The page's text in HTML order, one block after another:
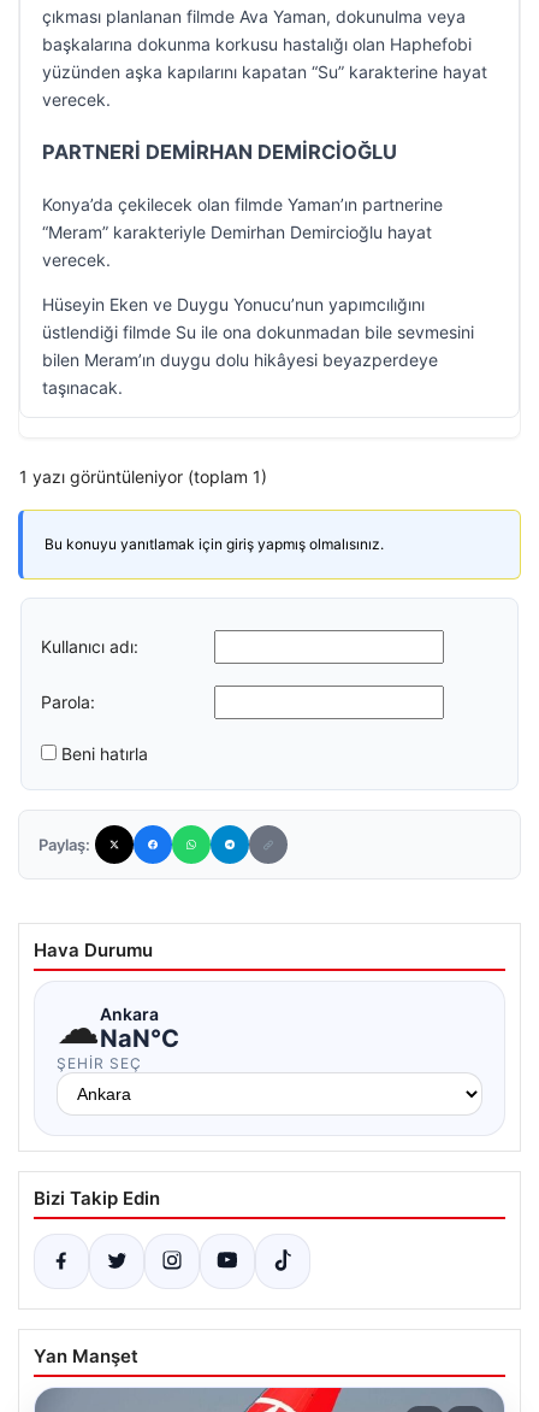
çıkması planlanan filmde Ava Yaman, dokunulma veya
başkalarına dokunma korkusu hastalığı olan Haphefobi
yüzünden aşka kapılarını kapatan “Su” karakterine hayat
verecek.
PARTNERİ DEMİRHAN DEMİRCİOĞLU
Konya’da çekilecek olan filmde Yaman’ın partnerine
“Meram” karakteriyle Demirhan Demircioğlu hayat
verecek.
Hüseyin Eken ve Duygu Yonucu’nun yapımcılığını
üstlendiği filmde Su ile ona dokunmadan bile sevmesini
bilen Meram’ın duygu dolu hikâyesi beyazperdeye
taşınacak.
1 yazı görüntüleniyor (toplam 1)
Bu konuyu yanıtlamak için giriş yapmış olmalısınız.
Kullanıcı adı:
Parola:
Beni hatırla
Paylaş:
Hava Durumu
☁Ankara
NaN°C
ŞEHIR SEÇ
Bizi Takip Edin
Yan Manşet